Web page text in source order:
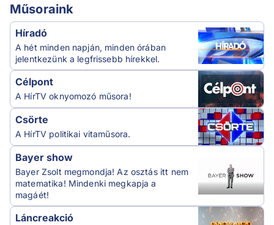
Műsoraink
Híradó
A hét minden napján, minden órában
jelentkezünk a legfrissebb hírekkel.
Célpont
A HírTV oknyomozó műsora!
Csörte
A HírTV politikai vitaműsora.
Bayer show
Bayer Zsolt megmondja! Az osztás itt nem
matematika! Mindenki megkapja a
magáét!
Láncreakció